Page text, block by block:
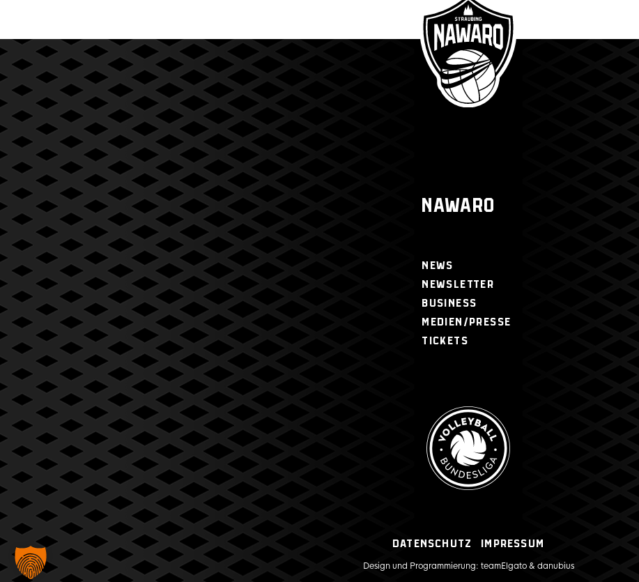
NAWARO
NEWS
NEWSLETTER
BUSINESS
MEDIEN/PRESSE
TICKETS
Datenschutz Impressum
Design und Programmierung: teamElgato& danubius